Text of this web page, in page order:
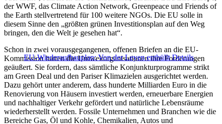
der WWF, das Climate Action Network, Greenpeace und Friends of
the Earth stellvertretend für 100 weitere NGOs. Die EU solle in
diesem Sinne den „größten grünen Investitionsplan auf den Weg
bringen, den die Welt je gesehen hat“.
EU-Wiederaufbauplan: Von der Leyen enthüllt Details
Schon in zwei vorausgegangenen, offenen Briefen an die EU-
Kommission hatten die Umweltorganisationen ihre Forderungen
geäußert. Sie fordern, dass sämtliche Konjunkturprogramme strikt
am Green Deal und den Pariser Klimazielen ausgerichtet werden.
Dazu gehört unter anderem, dass hunderte Milliarden Euro in die
Renovierung von Häusern investiert werden, erneuerbare Energien
und nachhaltiger Verkehr gefördert und natürliche Lebensräume
wiederherstellt werden. Fossile Unternehmen und Branchen wie die
Bereiche Gas, Öl und Kohle, Chemikalien, Autos und